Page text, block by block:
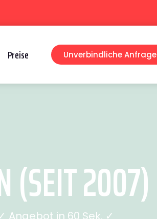
Preise Unverbindliche Anfrage
(SEIT 2007)
Angebot in 60 Sek. ✓